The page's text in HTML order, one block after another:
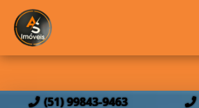
(51) 99843-9463